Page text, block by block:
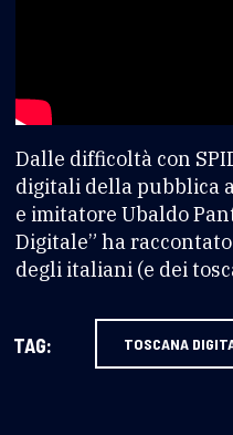
Dalle difficoltà con
digitali della pubblica
e imitatore Ubaldo
Digitale” ha
degli italiani (e dei
TAG: TOSCANA